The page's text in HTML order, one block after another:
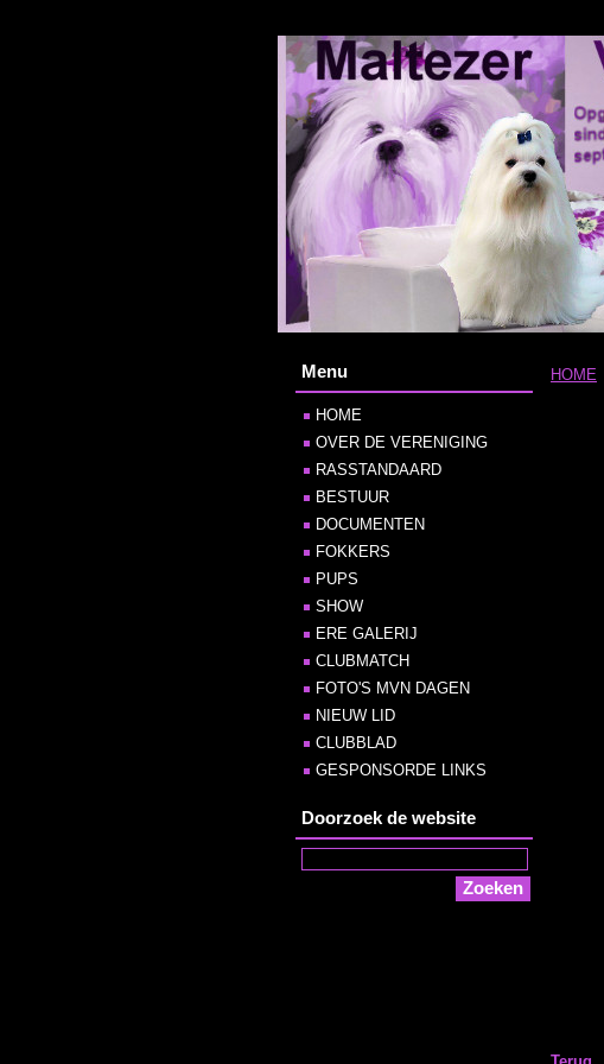
HOME
Menu
HOME
OVER DE VERENIGING
RASSTANDAARD
BESTUUR
DOCUMENTEN
FOKKERS
PUPS
SHOW
ERE GALERIJ
CLUBMATCH
FOTO'S MVN DAGEN
NIEUW LID
CLUBBLAD
GESPONSORDE LINKS
Doorzoek de website